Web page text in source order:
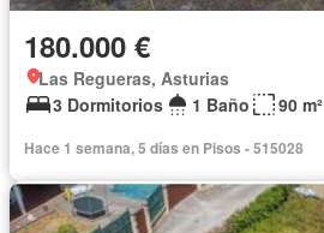
180.000 €
Las Regueras, Asturias
3 Dormitorios
1 Baño 90 m²
Hace 1 semana, 5 días en Pisos - 515028